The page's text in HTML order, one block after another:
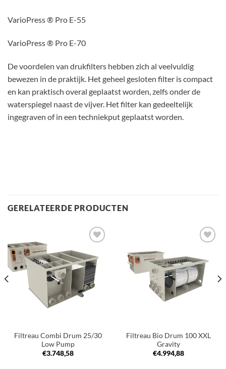
VarioPress ® Pro E-55
VarioPress ® Pro E-70
De voordelen van drukfilters hebben zich al veelvuldig
bewezen in de praktijk. Het geheel gesloten filter is compact
en kan praktisch overal geplaatst worden, zelfs onder de
waterspiegel naast de vijver. Het filter kan gedeeltelijk
ingegraven of in een techniekput geplaatst worden.
GERELATEERDE PRODUCTEN
Toevoegen
aan
verlanglijst
Filtreau Combi Drum 25/30
Low Pump
€3.748,58
aan
verlanglijst
Filtreau Bio Drum 100 XXL
Gravity
€4.994,88